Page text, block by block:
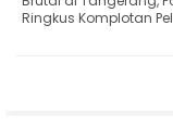
Ringkus Komplotan